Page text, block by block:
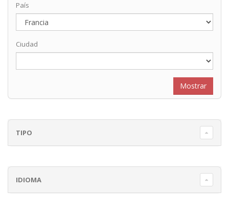
País
Ciudad
TIPO
IDIOMA